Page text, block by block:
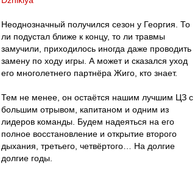
Неоднозначный получился сезон у Георгия. То
ли подустал ближе к концу, то ли травмы
замучили, приходилось иногда даже проводить
замену по ходу игры. А может и сказался уход
его многолетнего партнёра Жиго, кто знает.
Тем не менее, он остаётся нашим лучшим ЦЗ с
большим отрывом, капитаном и одним из
лидеров команды. Будем надеяться на его
полное восстановление и открытие второго
дыхания, третьего, четвёртого… На долгие
долгие годы.